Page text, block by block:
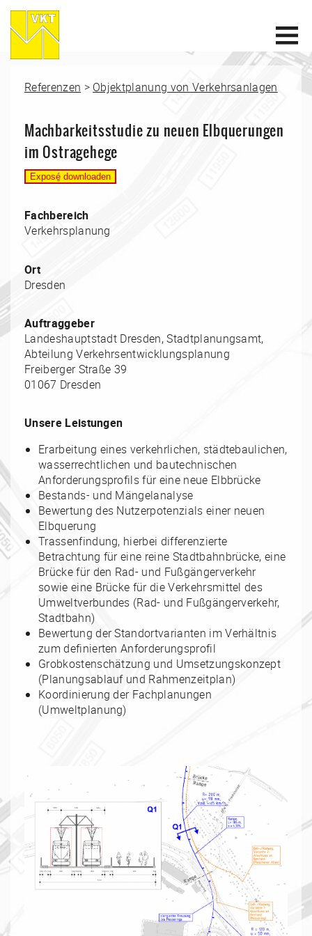
Referenzen > Objektplanung von Verkehrsanlagen
Machbarkeitsstudie zu neuen Elbquerungen
im Ostragehege
Fachbereich
Verkehrsplanung
Ort
Dresden
Auftraggeber
Landeshauptstadt Dresden, Stadtplanungsamt,
Abteilung Verkehrsentwicklungsplanung
Freiberger Straße 39
01067 Dresden
Unsere Leistungen
Erarbeitung eines verkehrlichen, städtebaulichen,
wasserrechtlichen und bautechnischen
Anforderungsprofils für eine neue Elbbrücke
Bestands- und Mängelanalyse
Bewertung des Nutzerpotenzials einer neuen
Elbquerung
Trassenfindung, hierbei differenzierte
Betrachtung für eine reine Stadtbahnbrücke, eine
Brücke für den Rad- und Fußgängerverkehr
sowie eine Brücke für die Verkehrsmittel des
Umweltverbundes (Rad- und Fußgängerverkehr,
Stadtbahn)
Bewertung der Standortvarianten im Verhältnis
zum definierten Anforderungsprofil
Grobkostenschätzung und Umsetzungskonzept
(Planungsablauf und Rahmenzeitplan)
Koordinierung der Fachplanungen
(Umweltplanung)